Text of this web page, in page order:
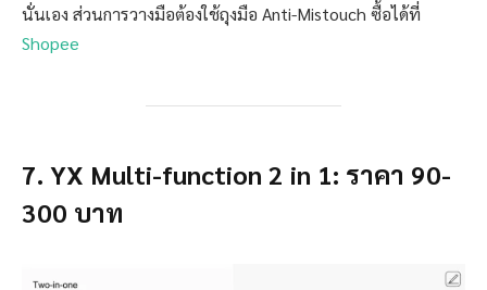
นั่นเอง ส่วนการวางมือต้องใช้ถุงมือ Anti-Mistouch ซื้อได้ที่
Shopee
7. YX Multi-function 2 in 1: ราคา 90-
300 บาท